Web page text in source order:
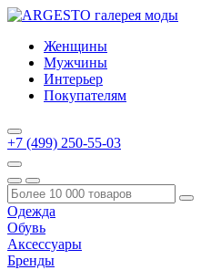
Женщины
Мужчины
Интерьер
Покупателям
+7 (499) 250-55-03
Одежда
Обувь
Аксессуары
Бренды